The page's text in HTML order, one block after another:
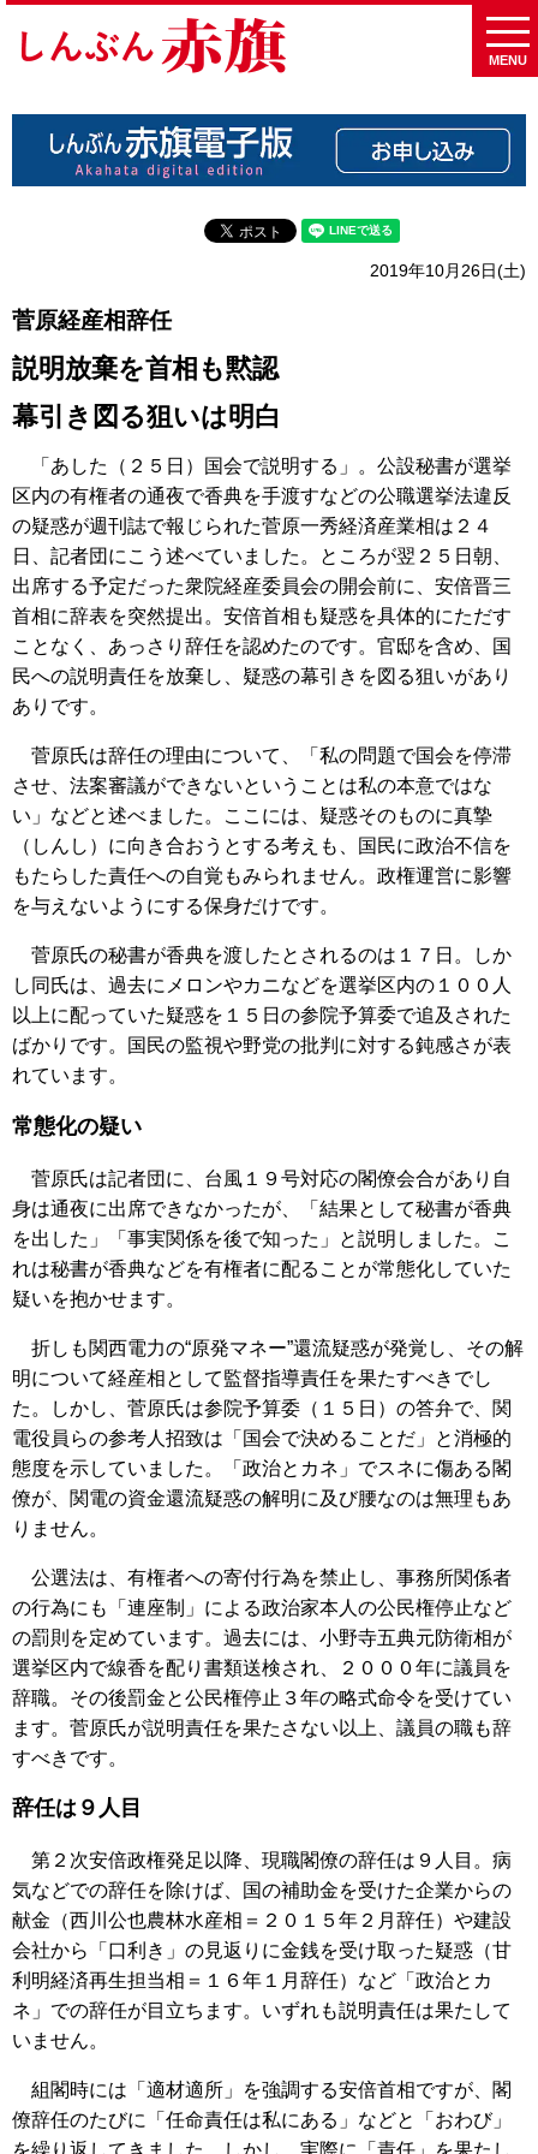
MENU
2019年10月26日(土)
菅原経産相辞任
説明放棄を首相も黙認
幕引き図る狙いは明白
「あした（２５日）国会で説明する」。公設秘書が選挙
区内の有権者の通夜で香典を手渡すなどの公職選挙法違反
の疑惑が週刊誌で報じられた菅原一秀経済産業相は２４
日、記者団にこう述べていました。ところが翌２５日朝、
出席する予定だった衆院経産委員会の開会前に、安倍晋三
首相に辞表を突然提出。安倍首相も疑惑を具体的にただす
ことなく、あっさり辞任を認めたのです。官邸を含め、国
民への説明責任を放棄し、疑惑の幕引きを図る狙いがあり
ありです。
菅原氏は辞任の理由について、「私の問題で国会を停滞
させ、法案審議ができないということは私の本意ではな
い」などと述べました。ここには、疑惑そのものに真摯
（しんし）に向き合おうとする考えも、国民に政治不信を
もたらした責任への自覚もみられません。政権運営に影響
を与えないようにする保身だけです。
菅原氏の秘書が香典を渡したとされるのは１７日。しか
し同氏は、過去にメロンやカニなどを選挙区内の１００人
以上に配っていた疑惑を１５日の参院予算委で追及された
ばかりです。国民の監視や野党の批判に対する鈍感さが表
れています。
常態化の疑い
菅原氏は記者団に、台風１９号対応の閣僚会合があり自
身は通夜に出席できなかったが、「結果として秘書が香典
を出した」「事実関係を後で知った」と説明しました。こ
れは秘書が香典などを有権者に配ることが常態化していた
疑いを抱かせます。
折しも関西電力の“原発マネー”還流疑惑が発覚し、その解
明について経産相として監督指導責任を果たすべきでし
た。しかし、菅原氏は参院予算委（１５日）の答弁で、関
電役員らの参考人招致は「国会で決めることだ」と消極的
態度を示していました。「政治とカネ」でスネに傷ある閣
僚が、関電の資金還流疑惑の解明に及び腰なのは無理もあ
りません。
公選法は、有権者への寄付行為を禁止し、事務所関係者
の行為にも「連座制」による政治家本人の公民権停止など
の罰則を定めています。過去には、小野寺五典元防衛相が
選挙区内で線香を配り書類送検され、２０００年に議員を
辞職。その後罰金と公民権停止３年の略式命令を受けてい
ます。菅原氏が説明責任を果たさない以上、議員の職も辞
すべきです。
辞任は９人目
第２次安倍政権発足以降、現職閣僚の辞任は９人目。病
気などでの辞任を除けば、国の補助金を受けた企業からの
献金（西川公也農林水産相＝２０１５年２月辞任）や建設
会社から「口利き」の見返りに金銭を受け取った疑惑（甘
利明経済再生担当相＝１６年１月辞任）など「政治とカ
ネ」での辞任が目立ちます。いずれも説明責任は果たして
いません。
組閣時には「適材適所」を強調する安倍首相ですが、閣
僚辞任のたびに「任命責任は私にある」などと「おわび」
を繰り返してきました。しかし、実際に「責任」を果たし